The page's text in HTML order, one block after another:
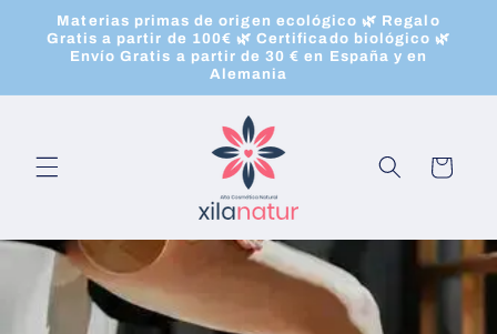
directamente
al contenido
Materias primas de origen ecológico 🌿 Regalo
Gratis a partir de 100€ 🌿 Certificado biológico 🌿
Envío Gratis a partir de 30 € en España y en
Alemania
Carrito